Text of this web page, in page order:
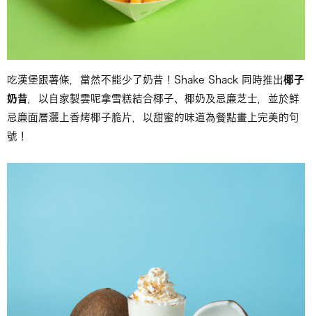
吃漢堡跟薯條，當然不能少了奶昔！Shake Shack 同時推出椰子
奶昔 ，以自家製雲呢拿雪糕結合椰子、椰奶及忌廉芝士，並於鮮
忌廉面層灑上香烤椰子脆片，以甜蜜的味道為餐點畫上完美的句
號！